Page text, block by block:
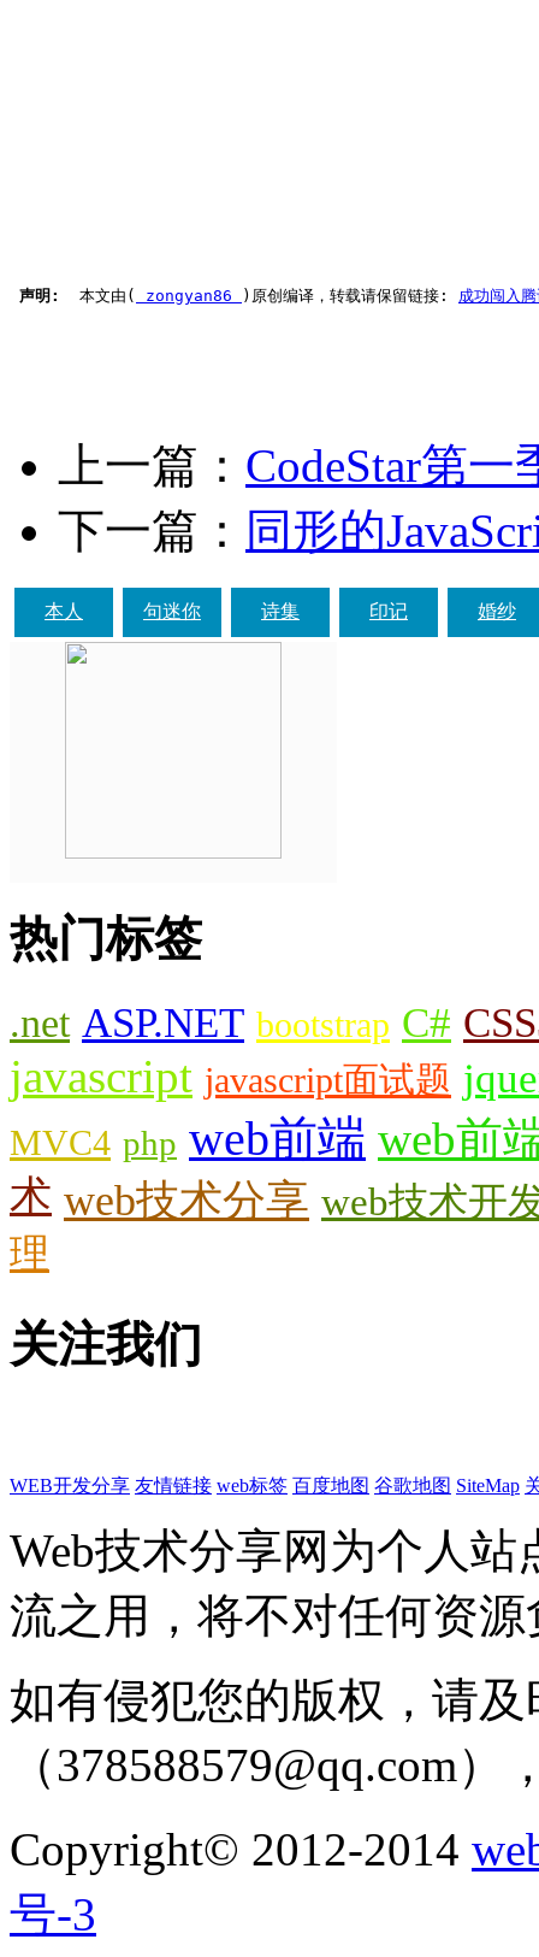
声明: 本文由( zongyan86 )原创编译，转载请保留链接: 成功闯入
上一篇： CodeStar第
下一篇： 同形的
本人 句迷你 诗集 印记 婚纱
热门标签
.net ASP.NET bootstrap C#
javascript javascript面试题
MVC4 php web前端 web前
术 web技术分享 web技术开
理
关注我们
WEB开发分享 友情链接 web标签 百度地图 谷歌地图 SiteMap
Web技术分享网为个人
流之用，将不对任何资
如有侵犯您的版权，请
（378588579@qq.com
Copyright© 2012-2014
号-3